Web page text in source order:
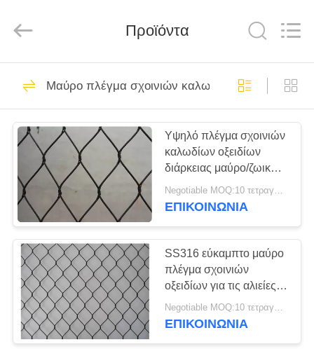
ΣΠΊΤΙ
ΠΡΟΪΌΝΤΑ
ΠΕΡΊΠΟΥ
ΕΜΕΊΣ
ΓΎΡΟΣ
ΕΡΓΟΣΤΑΣΊΩΝ
ΠΟΙΟΤΙΚΌΣ
ΈΛΕΓΧΟΣ
προμηθευτής.
Copyright
2020
πλέγμα σχοινιών
καλωδίων
ανοξείδωτου
Διακοσμητικό
πλέγμα σχοινιών
23
Προϊόντα
Μαύρο πλέγμα σχοινιών καλωδίων οξειδίων
Υψηλό πλέγμα σχοινιών
καλωδίων οξειδίων
διάρκειας μαύρο/ζωικό
κλουβί πουλιών που
περιφράζει το CE
Negotiable MOQ:10 τετραγωνικά μέτρα
ΕΠΙΚΟΙΝΩΝΙΑ
SS316 εύκαμπτο μαύρο
πλέγμα σχοινιών
οξειδίων για τις αλιείες
με δίχτυα κλουβιών
πίθηκων και πουλιών
Negotiable MOQ:10 τετραγωνικά μέτρα
ΕΠΙΚΟΙΝΩΝΙΑ